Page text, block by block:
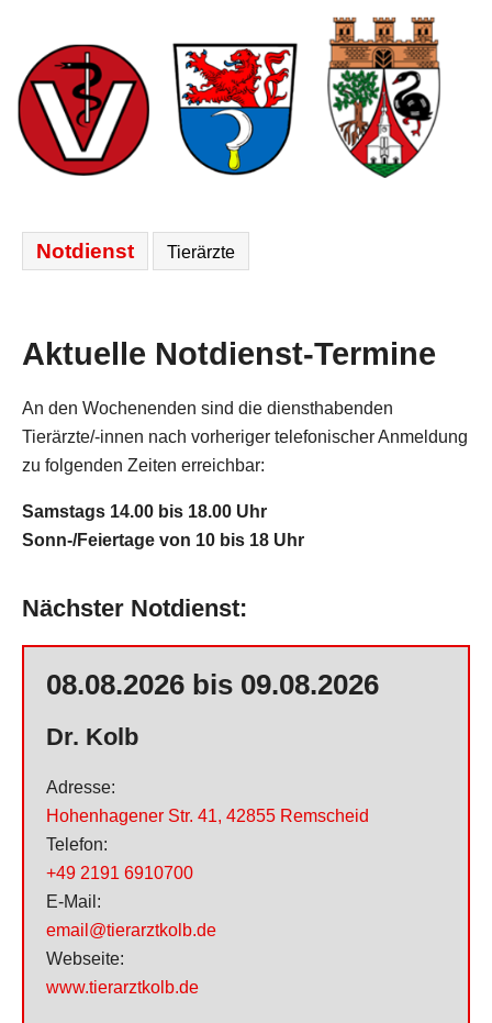
N
g
t
i
o
ü
b
r
Notdienst Tierärzte
Aktuelle Notdienst-Termine
An den Wochenenden sind die diensthabenden
Tierärzte/-innen nach vorheriger telefonischer Anmeldung
zu folgenden Zeiten erreichbar:
Samstags 14.00 bis 18.00 Uhr
Sonn-/Feiertage von 10 bis 18 Uhr
Nächster Notdienst:
08.08.2026 bis 09.08.2026
Dr. Kolb
Adresse:
Hohenhagener Str. 41, 42855 Remscheid
Telefon:
+49 2191 6910700
E-Mail:
email@tierarztkolb.de
Webseite:
www.tierarztkolb.de